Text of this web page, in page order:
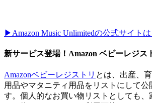
▶︎Amazon Music Unlimitedの公式サイト
新サービス登場！Amazon ベビーレジス
Amazonベビーレジストリ とは、出産、
用品やマタニティ用品をリストにして
す。個人的なお買い物リストとしても、